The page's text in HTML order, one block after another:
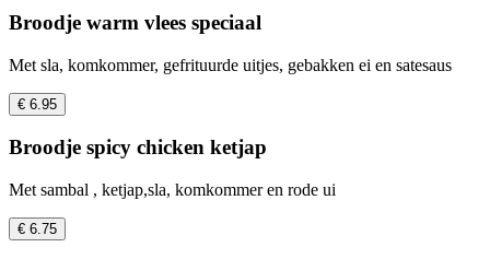
Broodje warm vlees speciaal
Met sla, komkommer, gefrituurde uitjes, gebakken ei en satesaus
€ 6.95
Broodje spicy chicken ketjap
Met sambal , ketjap,sla, komkommer en rode ui
€ 6.75